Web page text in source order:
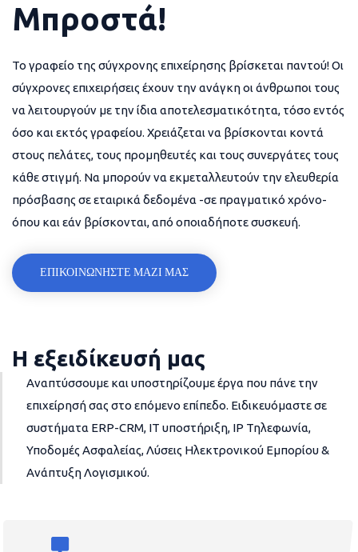
Μπροστά!
Το γραφείο της σύγχρονης επιχείρησης βρίσκεται παντού! Οι
σύγχρονες επιχειρήσεις έχουν την ανάγκη οι άνθρωποι τους
να λειτουργούν με την ίδια αποτελεσματικότητα, τόσο εντός
όσο και εκτός γραφείου. Χρειάζεται να βρίσκονται κοντά
στους πελάτες, τους προμηθευτές και τους συνεργάτες τους
κάθε στιγμή. Να μπορούν να εκμεταλλευτούν την ελευθερία
πρόσβασης σε εταιρικά δεδομένα -σε πραγματικό χρόνο-
όπου και εάν βρίσκονται, από οποιαδήποτε συσκευή.
ΕΠΙΚΟΙΝΩΝΗΣΤΕ ΜΑΖΙ ΜΑΣ
Η εξειδίκευσή μας
Αναπτύσσουμε και υποστηρίζουμε έργα που πάνε την
επιχείρησή σας στο επόμενο επίπεδο. Ειδικευόμαστε σε
συστήματα ERP-CRM, IT υποστήριξη, IP Τηλεφωνία,
Υποδομές Ασφαλείας, Λύσεις Ηλεκτρονικού Εμπορίου &
Ανάπτυξη Λογισμικού.